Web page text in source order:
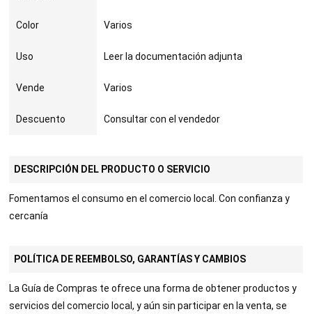
Color Varios
Uso Leer la documentación adjunta
Vende Varios
Descuento Consultar con el vendedor
DESCRIPCIÓN DEL PRODUCTO O SERVICIO
Fomentamos el consumo en el comercio local. Con confianza y
cercanía
POLÍTICA DE REEMBOLSO, GARANTÍAS Y CAMBIOS
La Guía de Compras te ofrece una forma de obtener productos y
servicios del comercio local, y aún sin participar en la venta, se